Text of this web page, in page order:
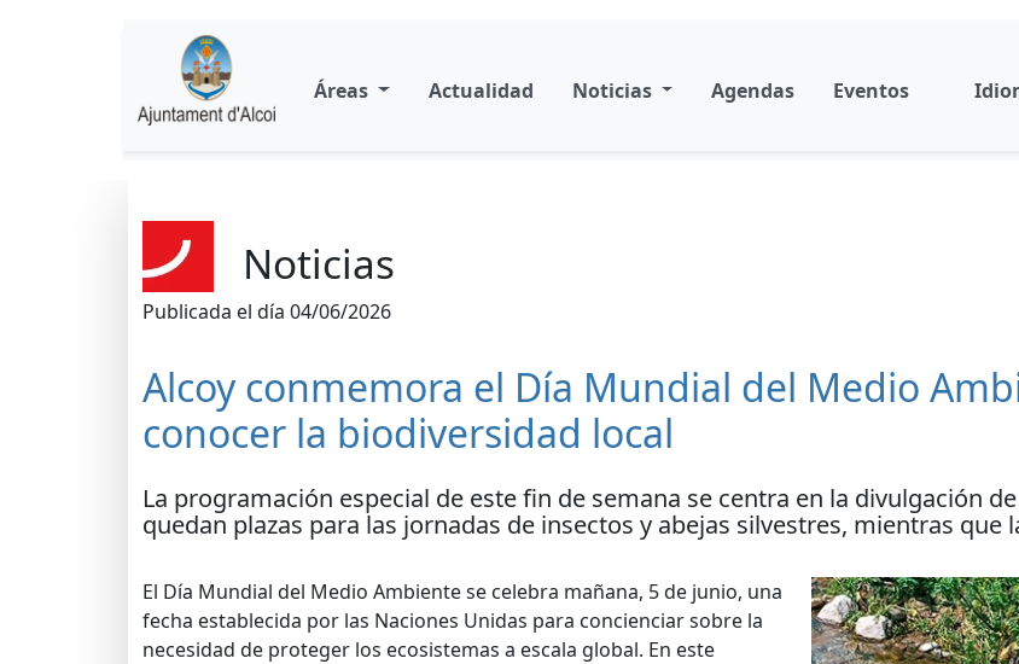
Áreas Actualidad Noticias Agendas Eventos
Noticias
Publicada el día 04/06/2026
Alcoy conmemora el Día Mundial del Medio
conocer la biodiversidad local
La programación especial de este fin de semana se centra en la divulgación
quedan plazas para las jornadas de insectos y abejas silvestres, mientras
El Día Mundial del Medio Ambiente se celebra mañana, 5 de junio, una
fecha establecida por las Naciones Unidas para concienciar sobre la
necesidad de proteger los ecosistemas a escala global. En este